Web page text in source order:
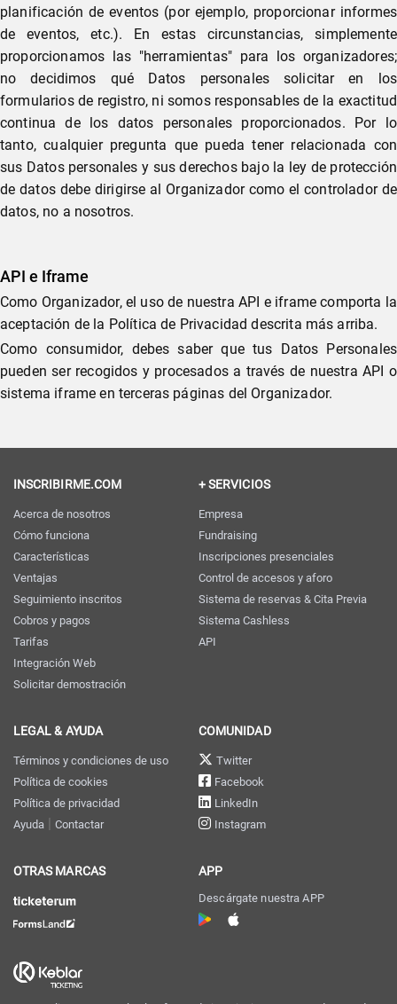
planificación de eventos (por ejemplo, proporcionar informes
de eventos, etc.). En estas circunstancias, simplemente
proporcionamos las "herramientas" para los organizadores;
no decidimos qué Datos personales solicitar en los
formularios de registro, ni somos responsables de la exactitud
continua de los datos personales proporcionados. Por lo
tanto, cualquier pregunta que pueda tener relacionada con
sus Datos personales y sus derechos bajo la ley de protección
de datos debe dirigirse al Organizador como el controlador de
datos, no a nosotros.
API e Iframe
Como Organizador, el uso de nuestra API e iframe comporta la
aceptación de la Política de Privacidad descrita más arriba.
Como consumidor, debes saber que tus Datos Personales
pueden ser recogidos y procesados a través de nuestra API o
sistema iframe en terceras páginas del Organizador.
INSCRIBIRME.COM
Acerca de nosotros
Cómo funciona
Características
Ventajas
Seguimiento inscritos
Cobros y pagos
Tarifas
Integración Web
Solicitar demostración
+ SERVICIOS
Empresa
Fundraising
Inscripciones presenciales
Control de accesos y aforo
Sistema de reservas & Cita Previa
Sistema Cashless
API
LEGAL & AYUDA
Términos y condiciones de uso
Política de cookies
Política de privacidad
Ayuda | Contactar
COMUNIDAD
Twitter
Facebook
LinkedIn
Instagram
OTRAS MARCAS APP
Descárgate nuestra APP